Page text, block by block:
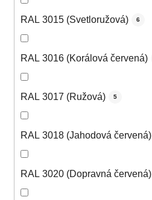
RAL 3015 (Svetloružová) 6
RAL 3016 (Korálová červená)
RAL 3017 (Ružová) 5
RAL 3018 (Jahodová červená)
RAL 3020 (Dopravná červená)